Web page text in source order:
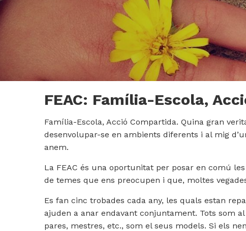
FEAC: Família-Escola,
Família-Escola, Acció Compartida. Quina gran
desenvolupar-se en ambients diferents i al mig
anem.
La FEAC és una oportunitat per posar en comú
de temes que ens preocupen i que, moltes
Es fan cinc trobades cada any, les quals estan
ajuden a anar endavant conjuntament. Tots som
pares, mestres, etc., som el seus models. Si els